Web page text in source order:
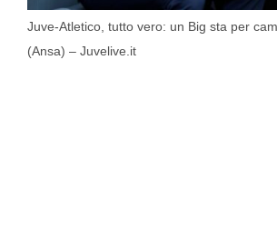
Juve-Atletico, tutto vero: un Big sta per
(Ansa) – Juvelive.it